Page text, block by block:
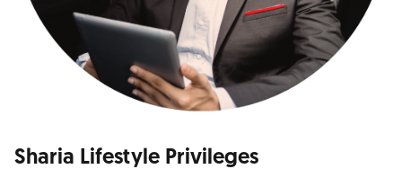
Sharia Lifestyle Privileges